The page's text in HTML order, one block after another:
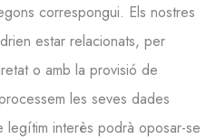
correspongui. Els nostres
estar relacionats, per
o amb la provisió de
les seves dades
legítim interès podrà oposar-se